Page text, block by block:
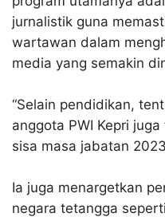
jurnalistik guna
wartawan dalam
media yang semakin
“Selain pendidikan,
anggota PWI Kepri
sisa masa jabatan
Ia juga menargetkan
negara tetangga